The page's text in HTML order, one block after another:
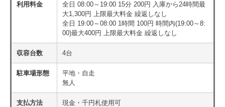
利用料金
全日 08:00～19:00 15分 200円 入庫から24時間最
大1,300円 上限最大料金 繰返しなし
全日 19:00～08:00 1時間 100円 時間内(19:00～8:
00)最大400円 上限最大料金 繰返しなし
収容台数 4台
駐車場形態
平地・自走
無人
支払方法
現金・千円札使用可